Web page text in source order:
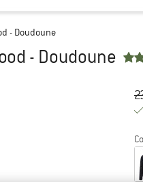
- Doudoune
- Doudoune